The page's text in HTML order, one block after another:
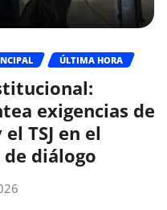
ÚLTIMA HORA
exigencias de
TSJ en el
diálogo